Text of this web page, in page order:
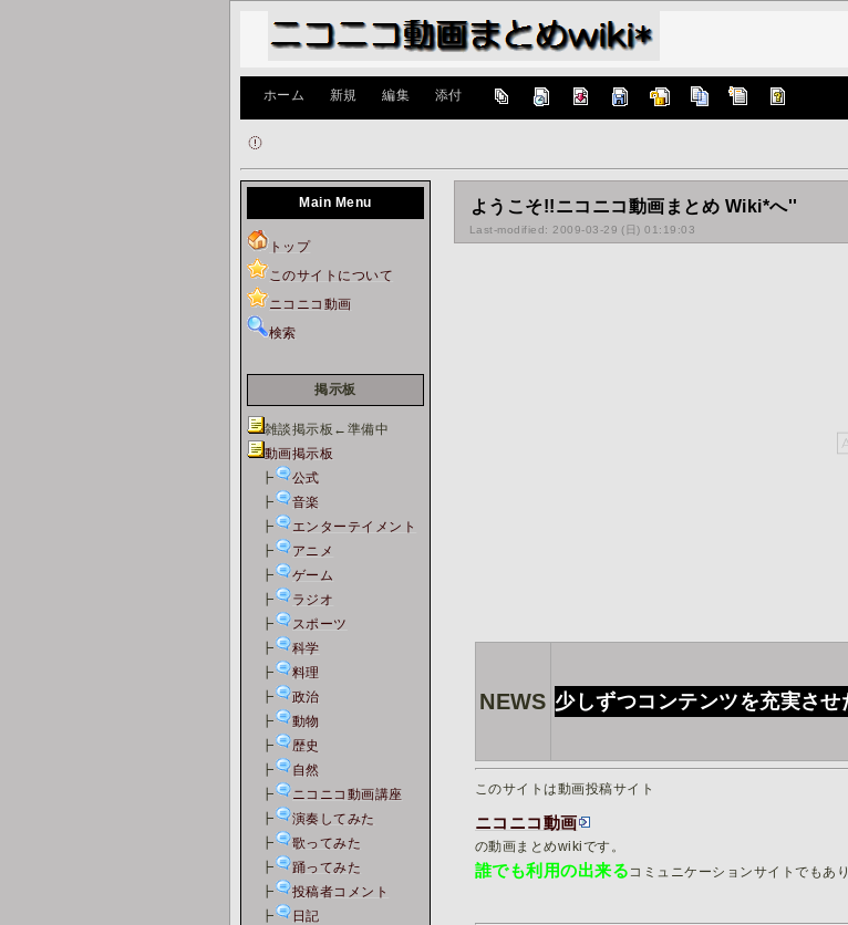
ホーム 新規 編集 添付
ようこそ!!ニコニコ動画まとめ Wiki*へ''
Last-modified: 2009-03-29 (日) 01:19:03
NEWS 少しずつコンテンツを充実さ
このサイトは動画投稿サイト
ニコニコ動画
の動画まとめwikiです。
誰でも利用の出来る コミュニケーションサイトでもあり
Main Menu
トップ
このサイトについて
ニコニコ動画
検索
掲示板
雑談掲示板←準備中
動画掲示板
┣
公式
┣
音楽
┣
エンターテイメント
┣
アニメ
┣
ゲーム
┣
ラジオ
┣
スポーツ
┣
科学
┣
料理
┣
政治
┣
動物
┣
歴史
┣
自然
┣
ニコニコ動画講座
┣
演奏してみた
┣
歌ってみた
┣
踊ってみた
┣
投稿者コメント
┣
日記